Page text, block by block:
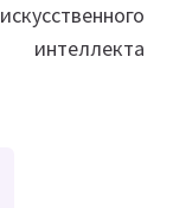
искусственного
интеллекта